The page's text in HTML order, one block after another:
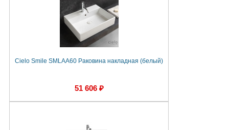
Cielo Smile SMLAA60 Раковина накладная (белый)
51 606 ₽